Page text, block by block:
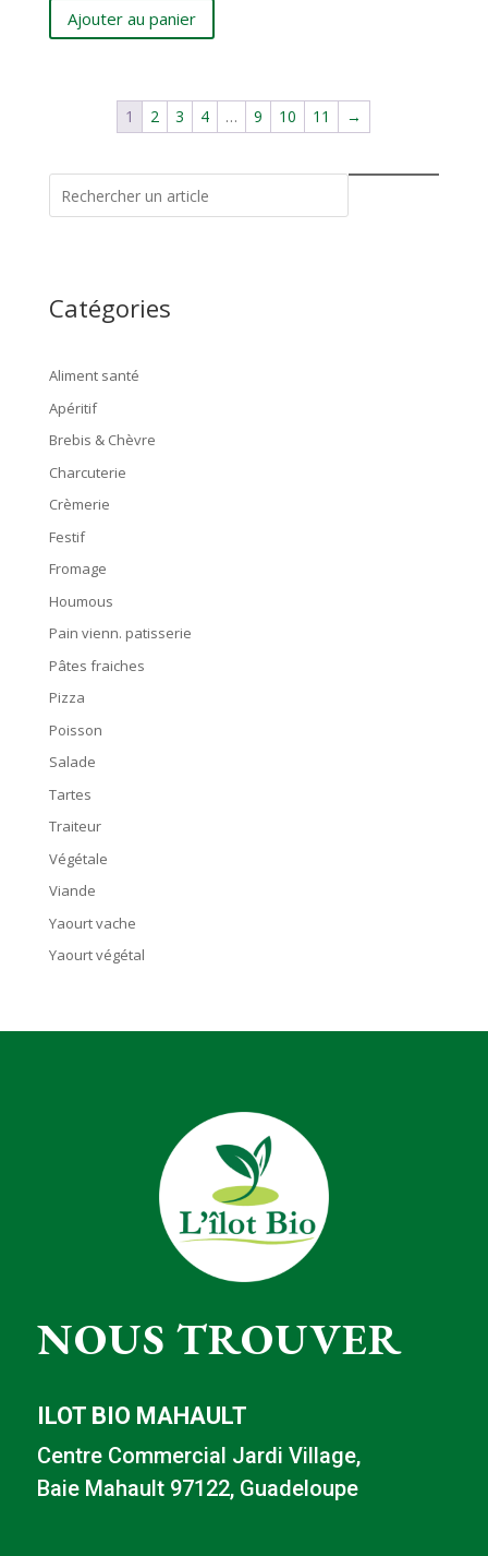
Ajouter au panier
1 2 3 4 … 9 10 11 →
Catégories
Aliment santé
Apéritif
Brebis & Chèvre
Charcuterie
Crèmerie
Festif
Fromage
Houmous
Pain vienn. patisserie
Pâtes fraiches
Pizza
Poisson
Salade
Tartes
Traiteur
Végétale
Viande
Yaourt vache
Yaourt végétal
NOUS TROUVER
ILOT BIO MAHAULT
Centre Commercial Jardi Village,
Baie Mahault 97122, Guadeloupe